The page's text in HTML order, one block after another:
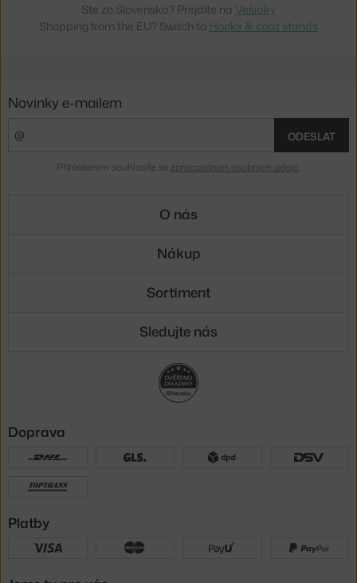
Ste zo Slovenska? Prejdite na Vešiaky
Shopping from the EU? Switch to Hooks & coat stands
Novinky e-mailem
ODESLAT
Přihlášením souhlasíte se zpracováním osobních údajů
O nás
Nákup
Sortiment
Sledujte nás
Doprava
Platby